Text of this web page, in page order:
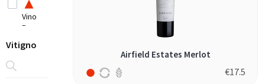
(7)
(2)
Vino
Rosso
(1)
Vitigno
Airfield Estates Merlot
€17.5